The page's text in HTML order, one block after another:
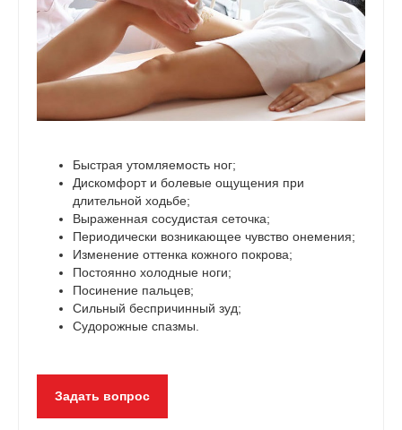
Быстрая утомляемость ног;
Дискомфорт и болевые ощущения при
длительной ходьбе;
Выраженная сосудистая сеточка;
Периодически возникающее чувство онемения;
Изменение оттенка кожного покрова;
Постоянно холодные ноги;
Посинение пальцев;
Сильный беспричинный зуд;
Судорожные спазмы.
Задать вопрос